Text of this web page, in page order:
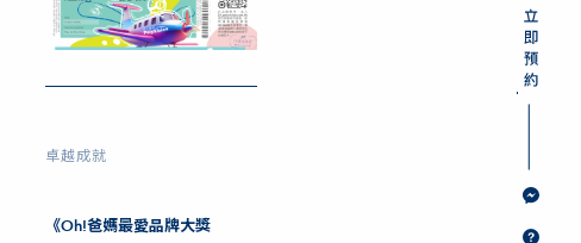
卓越成就
《Oh!爸媽最愛品牌大獎